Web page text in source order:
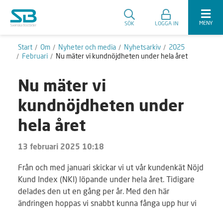
SÖK LOGGA IN MENY
Start Om Nyheter och media Nyhetsarkiv
2025
Februari
Nu mäter vi kundnöjdheten under hela året
Nu mäter vi
kundnöjdheten under
hela året
13 februari 2025 10:18
Från och med januari skickar vi ut vår kundenkät Nöjd
Kund Index (NKI) löpande under hela året. Tidigare
delades den ut en gång per år. Med den här
ändringen hoppas vi snabbt kunna fånga upp hur vi